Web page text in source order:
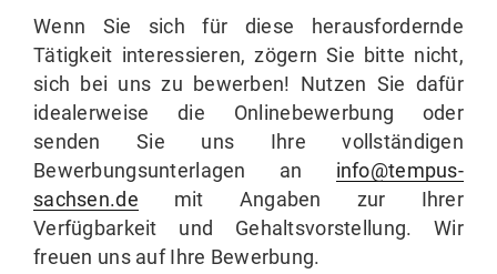
Wenn Sie sich für diese herausfordernde
Tätigkeit interessieren, zögern Sie bitte nicht,
sich bei uns zu bewerben! Nutzen Sie dafür
idealerweise die Onlinebewerbung oder
senden Sie uns Ihre vollständigen
Bewerbungsunterlagen an info@tempus-
sachsen.de mit Angaben zur Ihrer
Verfügbarkeit und Gehaltsvorstellung. Wir
freuen uns auf Ihre Bewerbung.